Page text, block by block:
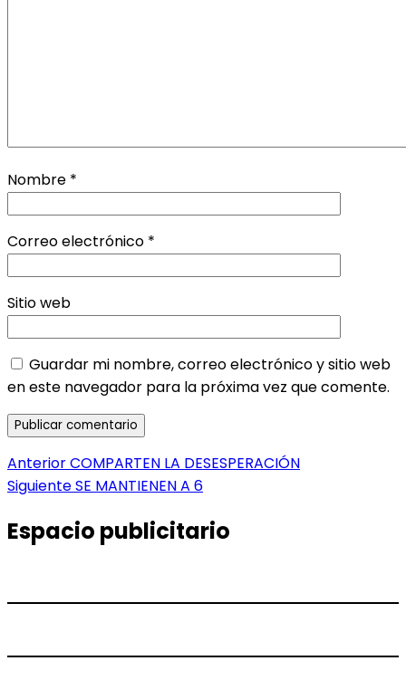
Nombre *
Correo electrónico *
Sitio web
Guardar mi nombre, correo electrónico y sitio web
en este navegador para la próxima vez que comente.
Navegación
de
entradas
AnteriorEntrada
anterior:
COMPARTEN LA DESESPERACIÓN
SiguienteEntrada
SE MANTIENEN A 6
Espacio publicitario